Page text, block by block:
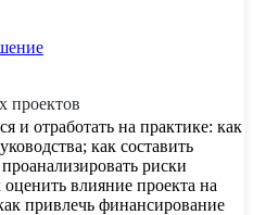
проектов
и отработать на практике: как
как составить
риски
влияние проекта на
привлечь финансирование